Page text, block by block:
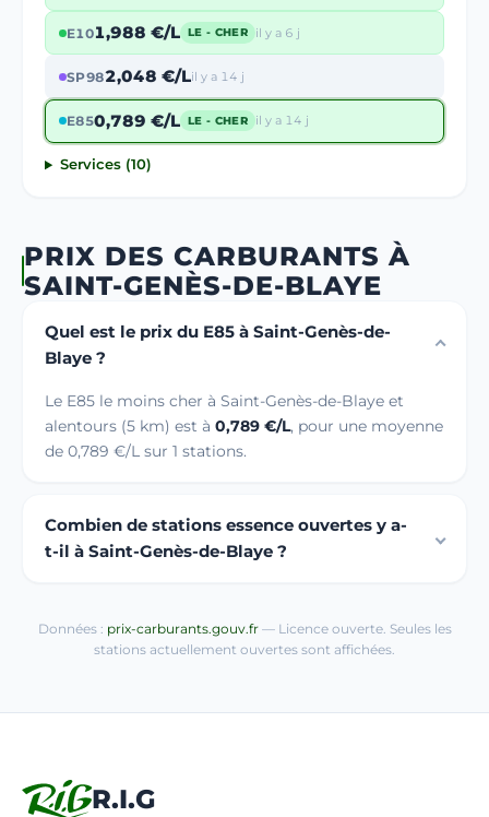
E101,988 €/L LE - CHER il y a 6 j
SP982,048 €/Lil y a 14 j
E850,789 €/L LE - CHER il y a 14 j
Services (10)
PRIX DES CARBURANTS À
SAINT-GENÈS-DE-BLAYE
Quel est le prix du E85 à Saint-Genès-de-
Blaye ?
Le E85 le moins cher à Saint-Genès-de-Blaye et
alentours (5 km) est à 0,789 €/L, pour une moyenne
de 0,789 €/L sur 1 stations.
Combien de stations essence ouvertes y a-
t-il à Saint-Genès-de-Blaye ?
Données : prix-carburants.gouv.fr— Licence ouverte. Seules les
stations actuellement ouvertes sont affichées.
R.I.G